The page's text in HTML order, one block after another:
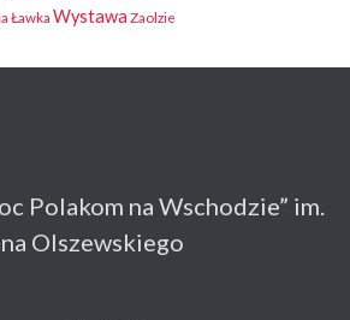
Ławka Wystawa Zaolzie
Polakom na Wschodzie” im.
Olszewskiego